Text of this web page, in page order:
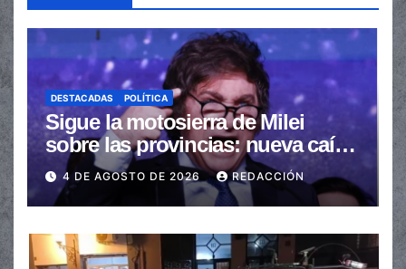
DESTACADAS POLÍTICA
Sigue la motosierra de Milei
sobre las provincias: nueva caída
de las transferencias no
automáticas
4 DE AGOSTO DE 2026 REDACCIÓN